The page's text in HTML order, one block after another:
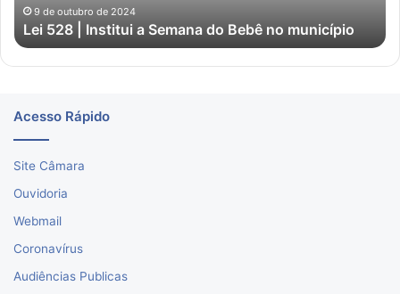
no
município
9 de outubro de 2024
Lei 528 | Institui a Semana do Bebê no município
Acesso Rápido
Site Câmara
Ouvidoria
Webmail
Coronavírus
Audiências Publicas